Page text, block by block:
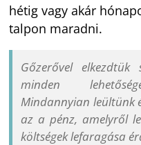
hétig vagy akár
talpon maradni.
Gőzerővel
minden
Mindannyian leültünk
az a pénz, amelyről
költségek lefaragása